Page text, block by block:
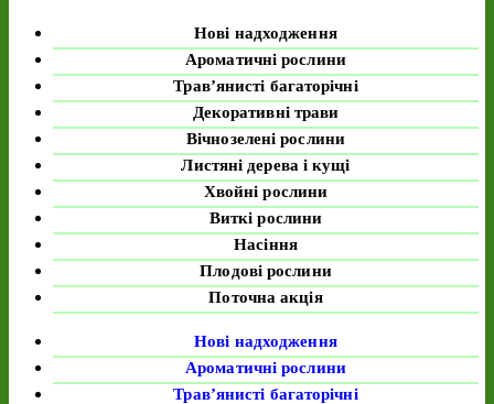
Нові надходження
Ароматичні рослини
Трав’янисті багаторічні
Декоративні трави
Вічнозелені рослини
Листяні дерева і кущі
Хвойні рослини
Виткі рослини
Насіння
Плодові рослини
Поточна акція
Нові надходження
Ароматичні рослини
Трав’янисті багаторічні